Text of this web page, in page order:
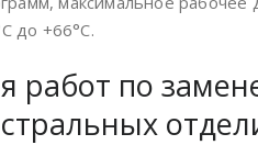
до +66°С.
работ по